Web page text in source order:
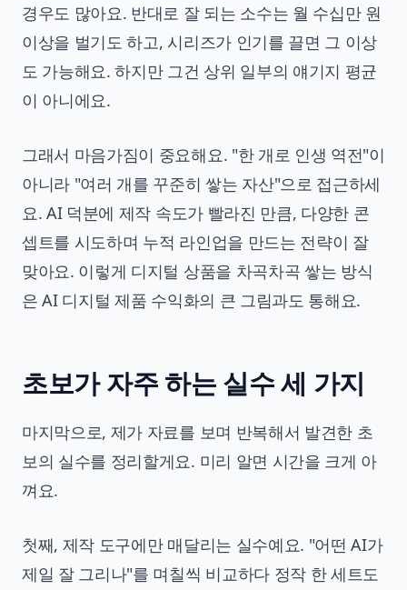
경우도 많아요. 반대로 잘 되는 소수는 월 수십만 원
이상을 벌기도 하고, 시리즈가 인기를 끌면 그 이상
도 가능해요. 하지만 그건 상위 일부의 얘기지 평균
이 아니에요.
그래서 마음가짐이 중요해요. "한 개로 인생 역전"이
아니라 "여러 개를 꾸준히 쌓는 자산"으로 접근하세
요. AI 덕분에 제작 속도가 빨라진 만큼, 다양한 콘
셉트를 시도하며 누적 라인업을 만드는 전략이 잘
맞아요. 이렇게 디지털 상품을 차곡차곡 쌓는 방식
은AI 디지털 제품 수익화의 큰 그림과도 통해요.
초보가 자주 하는 실수 세 가지
마지막으로, 제가 자료를 보며 반복해서 발견한 초
보의 실수를 정리할게요. 미리 알면 시간을 크게 아
껴요.
첫째, 제작 도구에만 매달리는 실수예요. "어떤 AI가
제일 잘 그리나"를 며칠씩 비교하다 정작 한 세트도